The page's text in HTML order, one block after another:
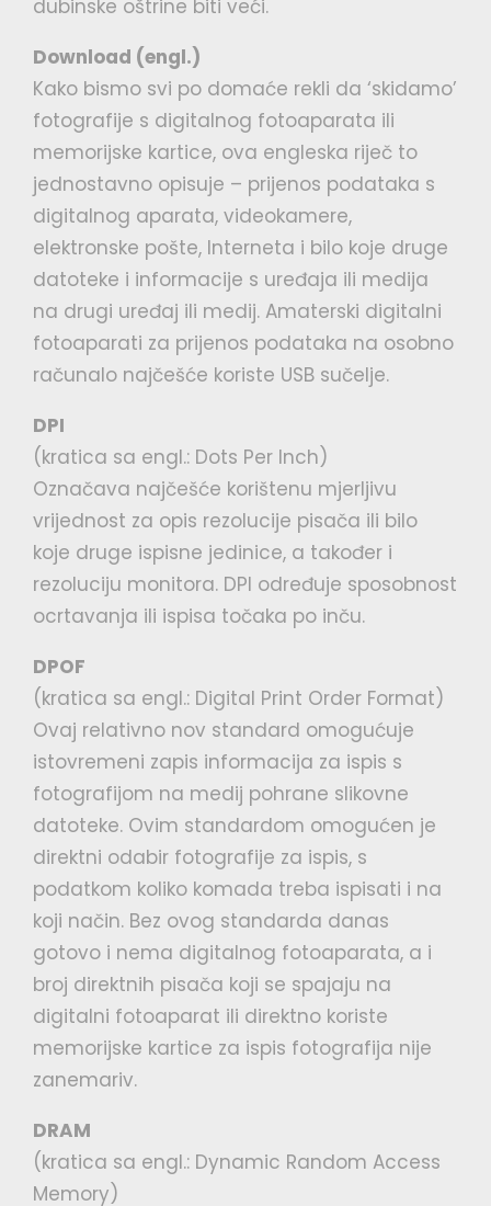
dubinske oštrine biti veći.
Download (engl.)
Kako bismo svi po domaće rekli da ‘skidamo’
fotografije s digitalnog fotoaparata ili
memorijske kartice, ova engleska riječ to
jednostavno opisuje – prijenos podataka s
digitalnog aparata, videokamere,
elektronske pošte, Interneta i bilo koje druge
datoteke i informacije s uređaja ili medija
na drugi uređaj ili medij. Amaterski digitalni
fotoaparati za prijenos podataka na osobno
računalo najčešće koriste USB sučelje.
DPI
(kratica sa engl.: Dots Per Inch)
Označava najčešće korištenu mjerljivu
vrijednost za opis rezolucije pisača ili bilo
koje druge ispisne jedinice, a također i
rezoluciju monitora. DPI određuje sposobnost
ocrtavanja ili ispisa točaka po inču.
DPOF
(kratica sa engl.: Digital Print Order Format)
Ovaj relativno nov standard omogućuje
istovremeni zapis informacija za ispis s
fotografijom na medij pohrane slikovne
datoteke. Ovim standardom omogućen je
direktni odabir fotografije za ispis, s
podatkom koliko komada treba ispisati i na
koji način. Bez ovog standarda danas
gotovo i nema digitalnog fotoaparata, a i
broj direktnih pisača koji se spajaju na
digitalni fotoaparat ili direktno koriste
memorijske kartice za ispis fotografija nije
zanemariv.
DRAM
(kratica sa engl.: Dynamic Random Access
Memory)